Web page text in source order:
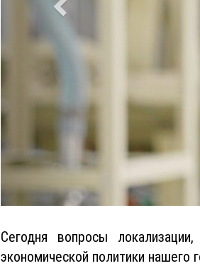
Сегодня вопросы
экономической политики нашего